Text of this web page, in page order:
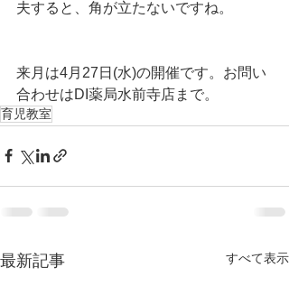
夫すると、角が立たないですね。
来月は4月27日(水)の開催です。お問い
合わせはDI薬局水前寺店まで。
育児教室
最新記事 すべて表示